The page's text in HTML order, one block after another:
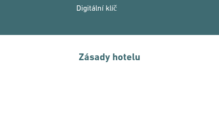
Digitální klíč
Zásady hotelu